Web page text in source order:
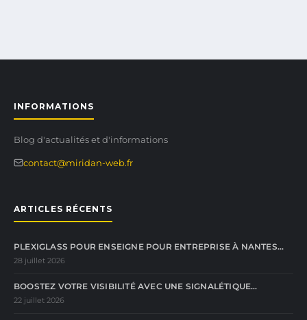
INFORMATIONS
Blog d'actualités et d'informations
contact@miridan-web.fr
ARTICLES RÉCENTS
PLEXIGLASS POUR ENSEIGNE POUR ENTREPRISE À NANTES…
28 juillet 2026
BOOSTEZ VOTRE VISIBILITÉ AVEC UNE SIGNALÉTIQUE…
22 juillet 2026